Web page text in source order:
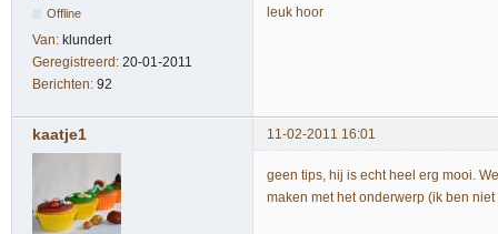
Offline
Van: klundert
Geregistreerd: 20-01-2011
Berichten: 92
leuk hoor
kaatje1 11-02-2011 16:01
geen tips, hij is echt heel erg mooi.
maken met het onderwerp (ik ben